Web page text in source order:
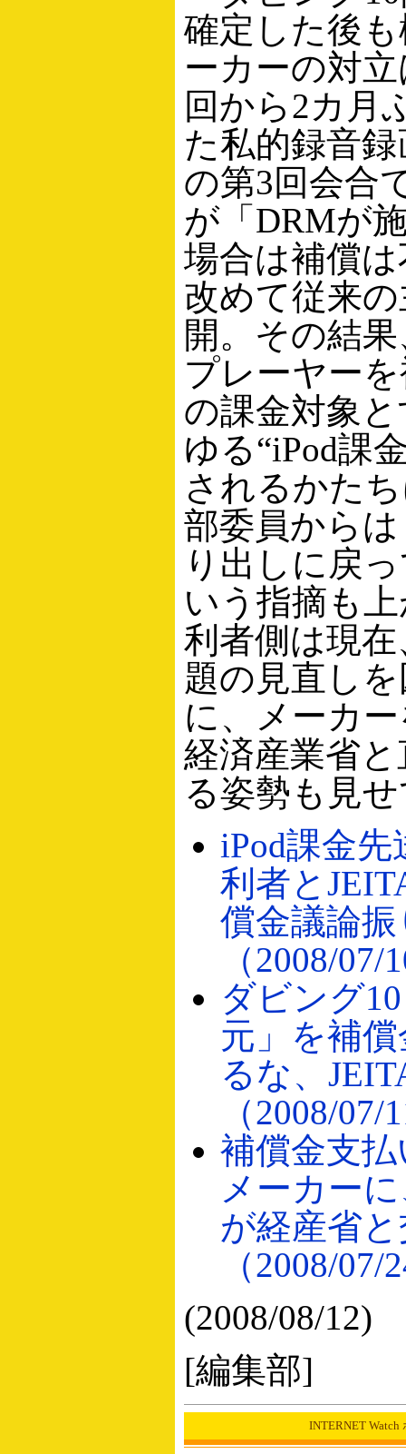
確定した後
ーカーの対
回から2カ月
た私的録音
の第3回会合
が「DRMが
場合は補償
改めて従来
開。その結
プレーヤー
の課金対象
ゆる“iPod課
されるかた
部委員から
り出しに戻
いう指摘も
利者側は現
題の見直し
に、メーカ
経済産業省
る姿勢も見
iPod課金
利者と
償金議論
（2008/07/
ダビング
元」を補
るな、
（2008/07/
補償金支
メーカー
が経産省
（2008/07/
(2008/08/12)
[編集部]
INTERNET Watch